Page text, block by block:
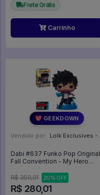
Frete Grátis
Carrinho
💖 GEEKDOWN
Vendido por: Lolk Exclusives - SP
Dabi #637 Funko Pop Original
Fall Convention - My Hero
R$ 350,01
20% OFF
R$ 280,01